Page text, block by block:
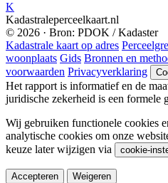
K
Kadastraleperceelkaart.nl
© 2026 · Bron: PDOK / Kadaster
Kadastrale kaart op adres
woonplaats Gids Bronnen en
voorwaarden Privacyverklaring
Het rapport is informatief en de
juridische zekerheid is een formele
Wij gebruiken functionele cookies
analytische cookies om onze
keuze later wijzigen via
cookie-
Accepteren Weigeren